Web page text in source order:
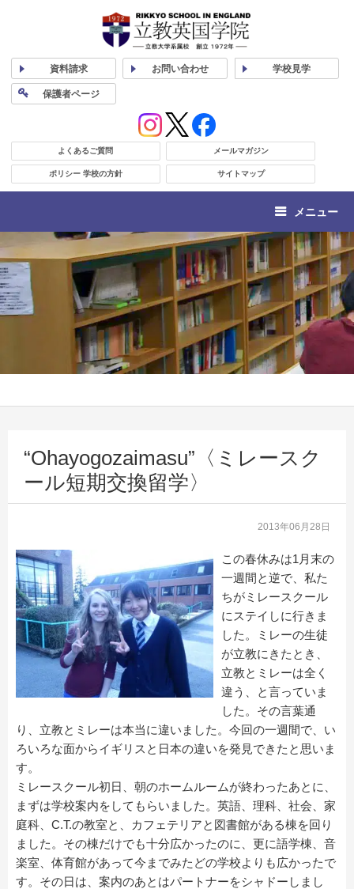
資料請求 お問い合わせ 学校見学
保護者ページ
よくあるご質問 メールマガジン
ポリシー 学校の方針 サイトマップ
メニュー
“Ohayogozaimasu”〈ミレースク
ール短期交換留学〉
2013年06月28日
この春休みは1月末の
一週間と逆で、私た
ちがミレースクール
にステイしに行きま
した。ミレーの生徒
が立教にきたとき、
立教とミレーは全く
違う、と言っていま
した。その言葉通
り、立教とミレーは本当に違いました。今回の一週間で、い
ろいろな面からイギリスと日本の違いを発見できたと思いま
す。
ミレースクール初日、朝のホームルームが終わったあとに、
まずは学校案内をしてもらいました。英語、理科、社会、家
庭科、C.T.の教室と、カフェテリアと図書館がある棟を回り
ました。その棟だけでも十分広かったのに、更に語学棟、音
楽室、体育館があって今までみたどの学校よりも広かったで
す。その日は、案内のあとはパートナーをシャドーしまし